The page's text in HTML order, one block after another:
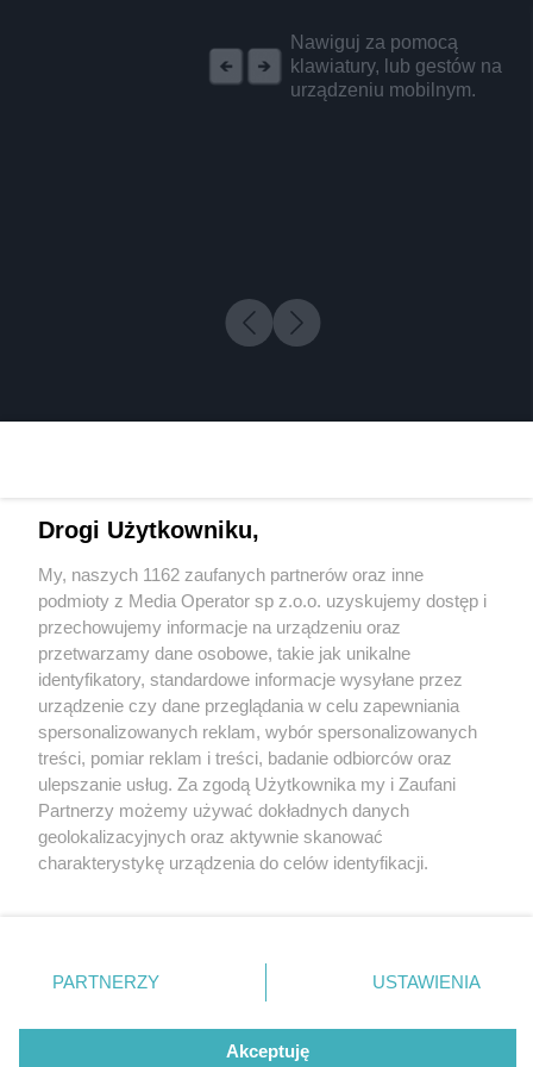
Nawiguj za pomocą
klawiatury, lub gestów na
urządzeniu mobilnym.
1 / 0
Wydawca mediów lokalnych
Nie zapomnij
zapoznać się z:
polityką prywatności
Twojemiasto
Piekary Śląskie
Chorzów
Tarnowskie Góry
Gliwice
Skontakuj sięz nami
Kontakt
Redakcja
Newsletter
Drogi Użytkowniku,
My, naszych 1162 zaufanych partnerów oraz inne
podmioty z Media Operator sp z.o.o. uzyskujemy dostęp i
przechowujemy informacje na urządzeniu oraz
przetwarzamy dane osobowe, takie jak unikalne
identyfikatory, standardowe informacje wysyłane przez
urządzenie czy dane przeglądania w celu zapewniania
spersonalizowanych reklam, wybór spersonalizowanych
treści, pomiar reklam i treści, badanie odbiorców oraz
ulepszanie usług. Za zgodą Użytkownika my i Zaufani
Partnerzy możemy używać dokładnych danych
geolokalizacyjnych oraz aktywnie skanować
charakterystykę urządzenia do celów identyfikacji.
zmienić/wycofać klikając przycisk ustawień prywatności
znajdujący się w lewym dolnym rogu strony
rodzaje przetwarzania danych nie wymagają zgody
użytkownika, ale masz prawo sprzeciwić się takiemu
PARTNERZY USTAWIENIA
Akceptuję